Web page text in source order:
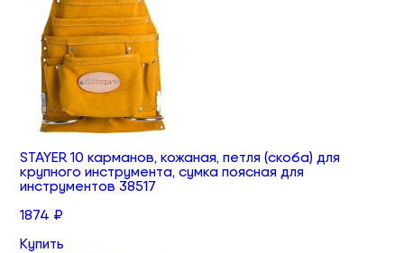
STAYER 10 карманов, кожаная, петля (скоба) для
крупного инструмента, сумка поясная для
инструментов 38517
1874 ₽
Купить